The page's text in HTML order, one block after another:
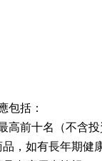
包括：
高前十名（不含
品，如有長年期健